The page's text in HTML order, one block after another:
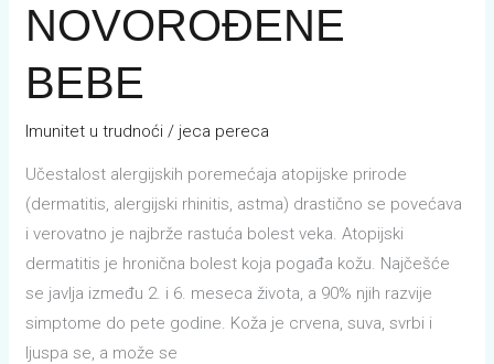
NOVOROĐENE
BEBE
Imunitet u trudnoći / jeca pereca
Učestalost alergijskih poremećaja atopijske prirode
(dermatitis, alergijski rhinitis, astma) drastično se povećava
i verovatno je najbrže rastuća bolest veka. Atopijski
dermatitis je hronična bolest koja pogađa kožu. Najčešće
se javlja između 2. i 6. meseca života, a 90% njih razvije
simptome do pete godine. Koža je crvena, suva, svrbi i
ljuspa se, a može se